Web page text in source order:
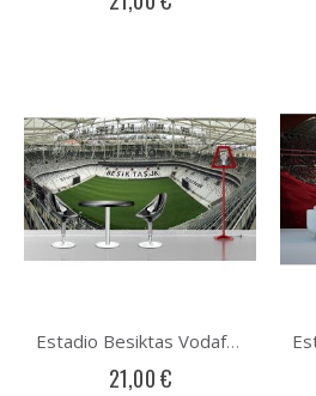
Estadio Besiktas Vodafone Arena
21,00 €